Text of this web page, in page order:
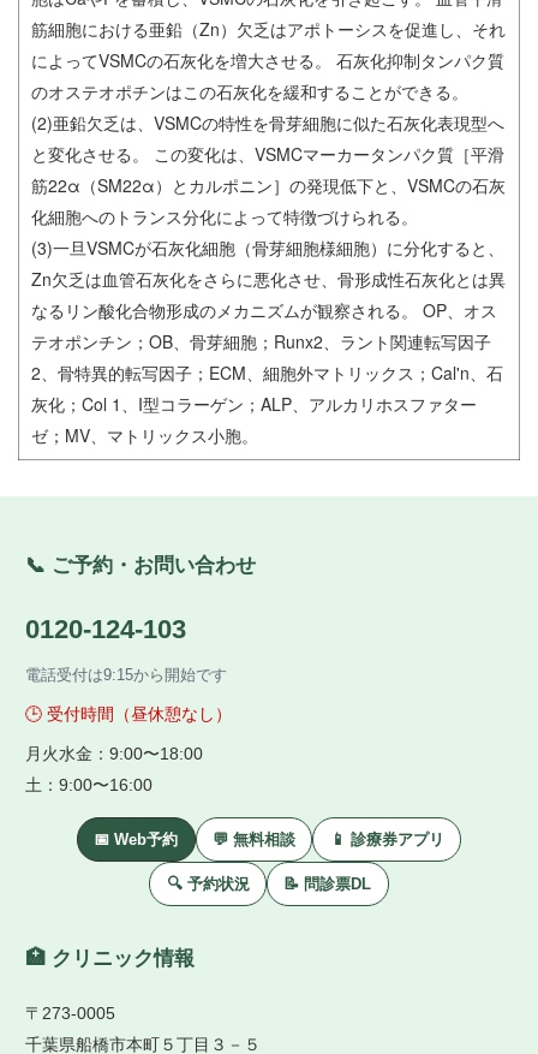
筋細胞における亜鉛（Zn）欠乏はアポトーシスを促進し、それ
によってVSMCの石灰化を増大させる。 石灰化抑制タンパク質
のオステオポチンはこの石灰化を緩和することができる。
(2)亜鉛欠乏は、VSMCの特性を骨芽細胞に似た石灰化表現型へ
と変化させる。 この変化は、VSMCマーカータンパク質［平滑
筋22α（SM22α）とカルポニン］の発現低下と、VSMCの石灰
化細胞へのトランス分化によって特徴づけられる。
(3)一旦VSMCが石灰化細胞（骨芽細胞様細胞）に分化すると、
Zn欠乏は血管石灰化をさらに悪化させ、骨形成性石灰化とは異
なるリン酸化合物形成のメカニズムが観察される。 OP、オス
テオポンチン；OB、骨芽細胞；Runx2、ラント関連転写因子
2、骨特異的転写因子；ECM、細胞外マトリックス；Cal'n、石
灰化；Col 1、I型コラーゲン；ALP、アルカリホスファター
ゼ；MV、マトリックス小胞。
📞 ご予約・お問い合わせ
0120-124-103
電話受付は9:15から開始です
🕒 受付時間（昼休憩なし）
月火水金：9:00〜18:00
土：9:00〜16:00
📅 Web予約 💬 無料相談 📱 診療券アプリ
🔍 予約状況 📝 問診票DL
🏥 クリニック情報
〒273-0005
千葉県船橋市本町５丁目３－５